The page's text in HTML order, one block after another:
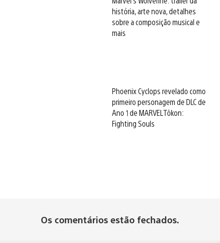
história, arte nova, detalhes
sobre a composição musical e
mais
Phoenix Cyclops revelado como
primeiro personagem de DLC de
Ano 1 de MARVEL Tōkon:
Fighting Souls
Os comentários estão fechados.